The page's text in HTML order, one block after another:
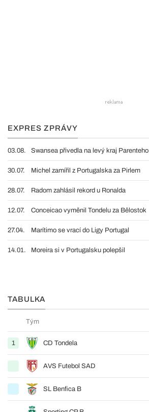
EXPRES ZPRÁVY
03.08. Swansea přivedla na levý kraj Parenteho
30.07. Michel zamířil z Portugalska za Pirlem
28.07. Radom zahlásil rekord u Ronalda
12.07. Conceicao vyměnil Tondelu za Bělostok
27.04. Marítimo se vrací do Ligy Portugal
14.01. Moreira si v Portugalsku polepšil
TABULKA
Tým
1 CD Tondela
AVS Futebol SAD
SL Benfica B